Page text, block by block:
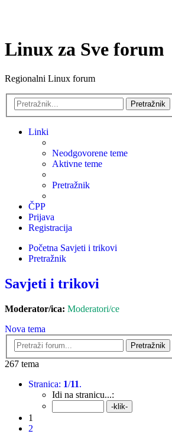
Linux za Sve forum
Regionalni Linux forum
Pretražnik
Linki
Neodgovorene teme
Aktivne teme
Pretražnik
ČPP
Prijava
Registracija
Početna Savjeti i trikovi
Pretražnik
Savjeti i trikovi
Moderator/ica: Moderatori/ce
Nova tema
Pretražnik
267 tema
Stranica: 1/11.
Idi na stranicu...:
1
2